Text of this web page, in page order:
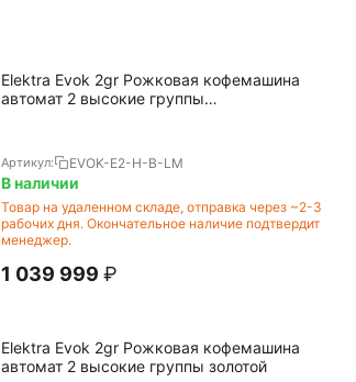
Elektra Evok 2gr Рожковая кофемашина
автомат 2 высокие группы
Артикул: EVOK-E2-H-B-LM
В наличии
Товар на удаленном складе, отправка через ~2-3
рабочих дня. Окончательное наличие подтвердит
менеджер.
1 039 999 ₽
Elektra Evok 2gr Рожковая кофемашина
автомат 2 высокие группы золотой